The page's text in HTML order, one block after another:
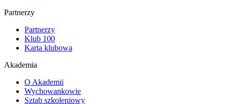
Partnerzy
Partnerzy
Klub 100
Karta klubowa
Akademia
O Akademii
Wychowankowie
Sztab szkoleniowy